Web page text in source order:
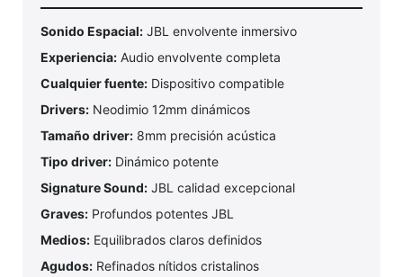
Sonido Espacial: JBL envolvente inmersivo
Experiencia: Audio envolvente completa
Cualquier fuente: Dispositivo compatible
Drivers: Neodimio 12mm dinámicos
Tamaño driver: 8mm precisión acústica
Tipo driver: Dinámico potente
Signature Sound: JBL calidad excepcional
Graves: Profundos potentes JBL
Medios: Equilibrados claros definidos
Agudos: Refinados nítidos cristalinos